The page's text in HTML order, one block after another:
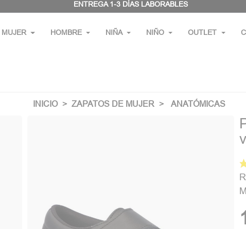
ENTREGA 1-3 DÍAS LABORABLES
MUJER HOMBRE NIÑA NIÑO OUTLET
INICIO ZAPATOS DE MUJER ANATÓMICAS